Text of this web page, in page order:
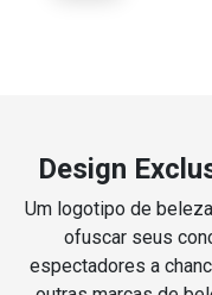
Design
Um logotipo de
ofuscar seus
espectadores a